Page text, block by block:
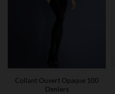
Collant Ouvert Opaque 100
Deniers